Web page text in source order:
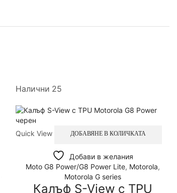
Налични 25
Quick View ДОБАВЯНЕ В КОЛИЧКАТА
Добави в желания
Moto G8 Power/G8 Power Lite, Motorola,
Motorola G series
Калъф S-View с TPU